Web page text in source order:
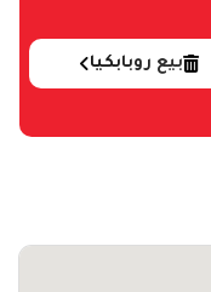
بيع روبابكيا